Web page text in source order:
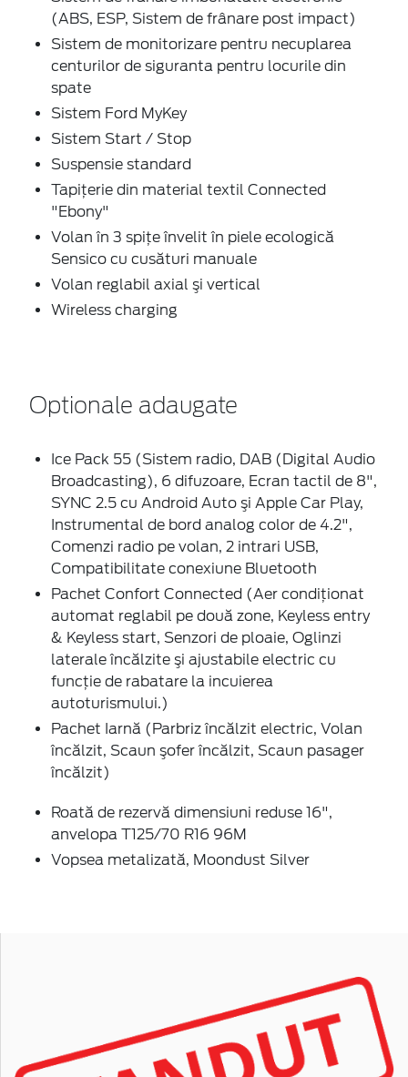
(ABS, ESP, Sistem de frânare post impact)
Sistem de monitorizare pentru necuplarea
centurilor de siguranta pentru locurile din
spate
Sistem Ford MyKey
Sistem Start / Stop
Suspensie standard
Tapiţerie din material textil Connected
"Ebony"
Volan în 3 spițe învelit în piele ecologică
Sensico cu cusături manuale
Volan reglabil axial şi vertical
Wireless charging
Optionale adaugate
Ice Pack 55 (Sistem radio, DAB (Digital Audio
Broadcasting), 6 difuzoare, Ecran tactil de 8",
SYNC 2.5 cu Android Auto şi Apple Car Play,
Instrumental de bord analog color de 4.2",
Comenzi radio pe volan, 2 intrari USB,
Compatibilitate conexiune Bluetooth
Pachet Confort Connected (Aer condiţionat
automat reglabil pe două zone, Keyless entry
& Keyless start, Senzori de ploaie, Oglinzi
laterale încălzite şi ajustabile electric cu
funcţie de rabatare la incuierea
autoturismului.)
Pachet Iarnă (Parbriz încălzit electric, Volan
încălzit, Scaun şofer încălzit, Scaun pasager
încălzit)
Roată de rezervă dimensiuni reduse 16",
anvelopa T125/70 R16 96M
Vopsea metalizată, Moondust Silver